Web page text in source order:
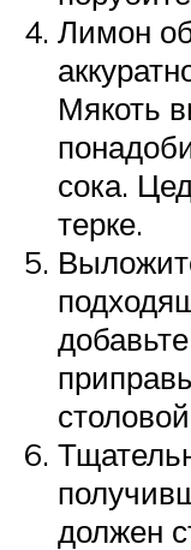
Лимон
Мякоть
сока.
терке.
должен